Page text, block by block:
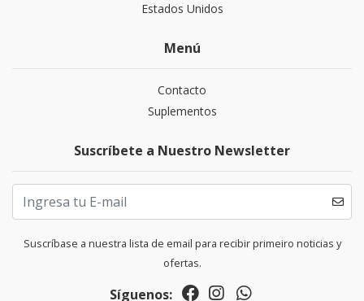
Estados Unidos
Menú
Contacto
Suplementos
Suscríbete a Nuestro Newsletter
Suscríbase a nuestra lista de email para recibir primeiro noticias y
ofertas.
Síguenos: